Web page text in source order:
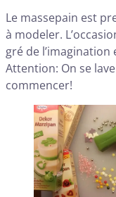
Le massepain est
à modeler.
gré de
Attention: On se
commencer!